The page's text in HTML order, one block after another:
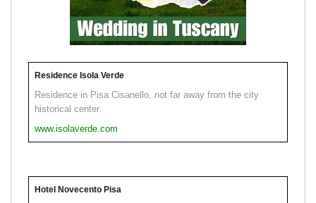
Residence Isola Verde
Residence in Pisa Cisanello, not far away from the city
historical center.
www.isolaverde.com
Hotel Novecento Pisa